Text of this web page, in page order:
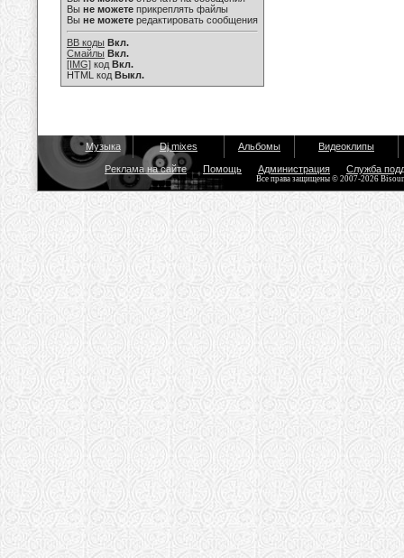
Вы не можете прикреплять файлы
Вы не можете редактировать сообщения
BB коды Вкл.
Смайлы Вкл.
[IMG] код Вкл.
HTML код Выкл.
Музыка Dj mixes Альбомы Видеоклипы
Реклама на сайте Помощь Администрация Служба
Все права защищены © 2007-2026